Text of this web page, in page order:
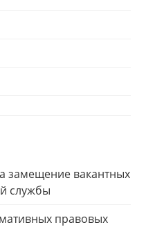
замещение вакантных
службы
правовых